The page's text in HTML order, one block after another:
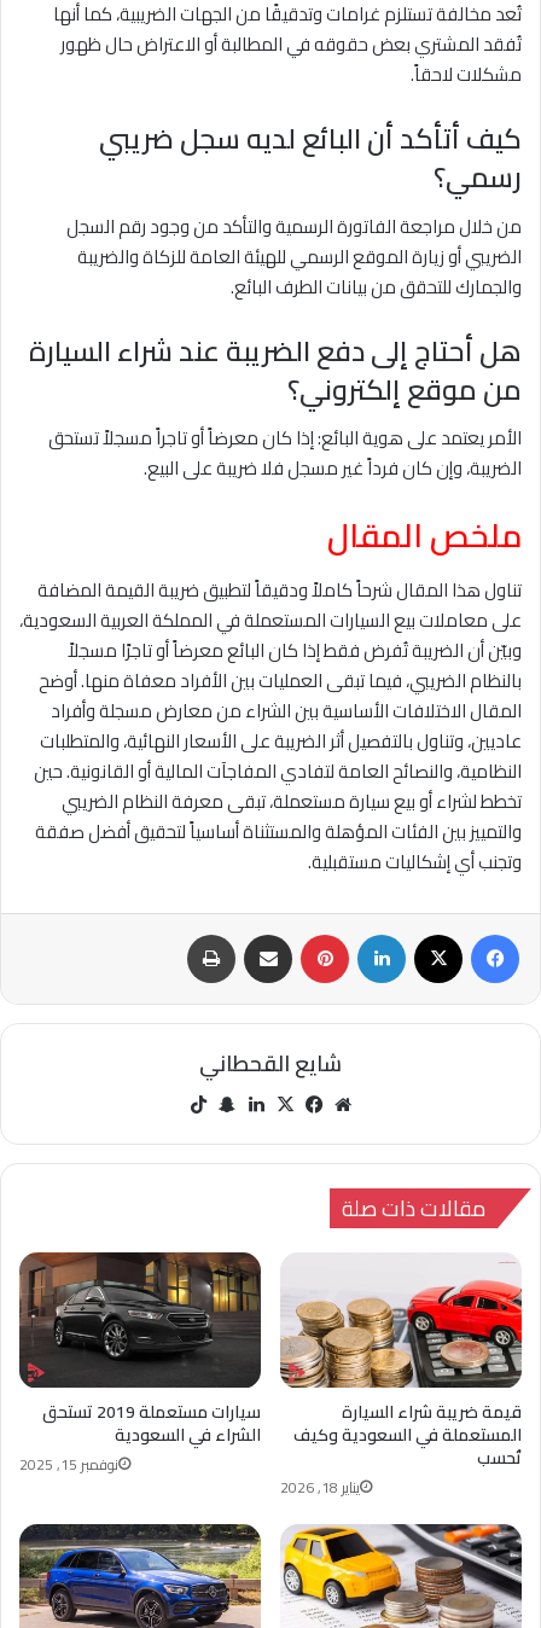
تُعد مخالفة تستلزم غرامات وتدقيقًا من الجهات الضريبية، كما أنها
تُفقد المشتري بعض حقوقه في المطالبة أو الاعتراض حال ظهور
مشكلات لاحقاً.
كيف أتأكد أن البائع لديه سجل ضريبي
رسمي؟
من خلال مراجعة الفاتورة الرسمية والتأكد من وجود رقم السجل
الضريبي أو زيارة الموقع الرسمي للهيئة العامة للزكاة والضريبة
والجمارك للتحقق من بيانات الطرف البائع.
هل أحتاج إلى دفع الضريبة عند شراء السيارة
من موقع إلكتروني؟
الأمر يعتمد على هوية البائع: إذا كان معرضاً أو تاجراً مسجلاً تستحق
الضريبة، وإن كان فرداً غير مسجل فلا ضريبة على البيع.
ملخص المقال
تناول هذا المقال شرحاً كاملاً ودقيقاً لتطبيق ضريبة القيمة المضافة
على معاملات بيع السيارات المستعملة في المملكة العربية السعودية،
وبيّن أن الضريبة تُفرض فقط إذا كان البائع معرضاً أو تاجرًا مسجلاً
بالنظام الضريبي، فيما تبقى العمليات بين الأفراد معفاة منها. أوضح
المقال الاختلافات الأساسية بين الشراء من معارض مسجلة وأفراد
عاديين، وتناول بالتفصيل أثر الضريبة على الأسعار النهائية، والمتطلبات
النظامية، والنصائح العامة لتفادي المفاجآت المالية أو القانونية. حين
تخطط لشراء أو بيع سيارة مستعملة، تبقى معرفة النظام الضريبي
والتمييز بين الفئات المؤهلة والمستثناة أساسياً لتحقيق أفضل صفقة
وتجنب أي إشكاليات مستقبلية.
فيسبوك ‫X لينكدإن بينتيريست مشاركة عبر البريد طباعة
شايع القحطاني
مو
الوي
في
وك
‫X لينك سنا
تشا
مقالات ذات صلة
سيارات مستعملة 2019 تستحق
الشراء في السعودية
نوفمبر 15, 2025
قيمة ضريبة شراء السيارة
المستعملة في السعودية وكيف
تُحسب
يناير 18, 2026